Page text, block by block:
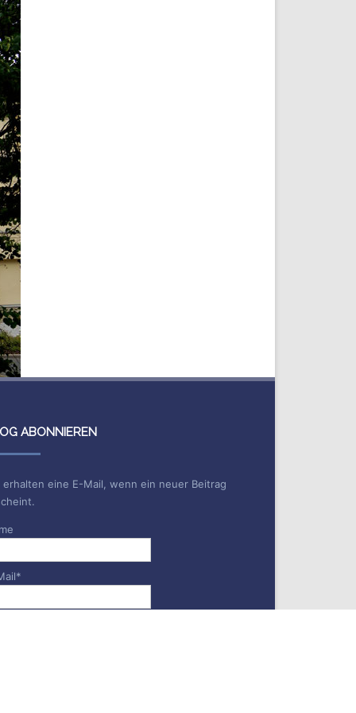
ABONNIEREN
erhalten eine E-Mail, wenn ein neuer Beitrag